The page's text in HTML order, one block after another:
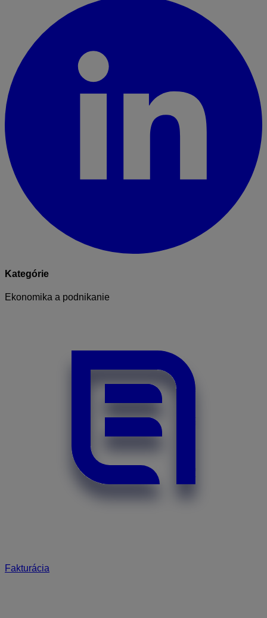
Kategórie
Ekonomika a podnikanie
Fakturácia